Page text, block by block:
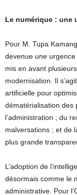
Le numérique : une
Pour M. Tupa
devenue une
mis en avant
modernisation. Il
artificielle pour
dématérialisation des
l’administration ; du
malversations ; et de
plus grande
L’adoption de
désormais comme le
administrative. Pour